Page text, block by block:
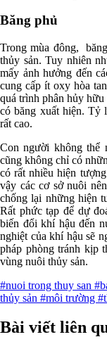
Băng phủ
Trong mùa đông,
thủy sản. Tuy nhiên
mấy ảnh hưởng đến
cung cấp ít oxy hòa
quá trình phân hủy
có băng xuất hiện. Tỷ
rất cao.
Con người không thể
cũng không chỉ có
có rất nhiều hiện
vậy các cơ sở nuôi
chống lại những hiện
Rất phức tạp để dự
biến đổi khí hậu đến
nghiệt của khí hậu sẽ
pháp phòng tránh kịp
vùng nuôi thủy sản.
#nuoi trong thuy san
thủy sản #môi trường
Bài viết liên